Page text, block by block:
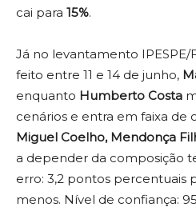
cai para 15%.
Já no levantamento
feito entre 11 e 14 de junho,
enquanto Humberto Costa
cenários e entra em faixa
Miguel Coelho, Mendonça
a depender da composição
erro: 3,2 pontos percentuais
menos. Nível de confiança: